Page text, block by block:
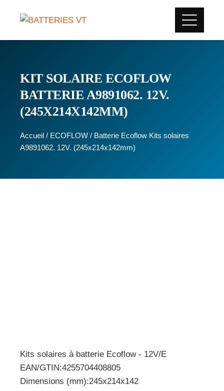
KIT SOLAIRE ECOFLOW
BATTERIE A9891062. 12V.
(245X214X142MM)
Accueil / ECOFLOW / Batterie Ecoflow Kits solaires
A9891062. 12V. (245x214x142mm)
Kits solaires à batterie Ecoflow - 12V/E
EAN/GTIN:4255704408805
Dimensions (mm):245x214x142